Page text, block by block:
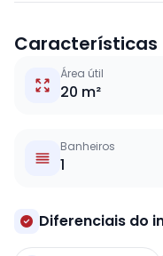
Características
Área útil
20 m²
Banheiros
1
Diferenciais do